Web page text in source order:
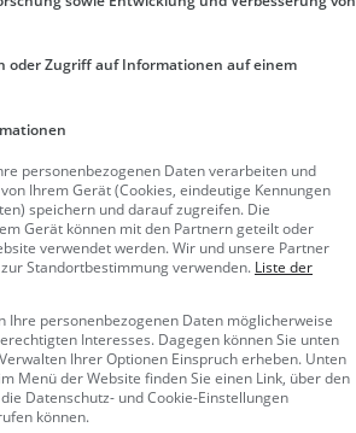
oder Zugriff auf Informationen auf einem
personenbezogenen Daten verarbeiten und
Ihrem Gerät (Cookies, eindeutige Kennungen
speichern und darauf zugreifen. Die
Gerät können mit den Partnern geteilt oder
verwendet werden. Wir und unsere Partner
Standortbestimmung verwenden. Liste der
Ihre personenbezogenen Daten möglicherweise
Interesses. Dagegen können Sie unten
Ihrer Optionen Einspruch erheben. Unten
Menü der Website finden Sie einen Link, über den
Datenschutz- und Cookie-Einstellungen
können.